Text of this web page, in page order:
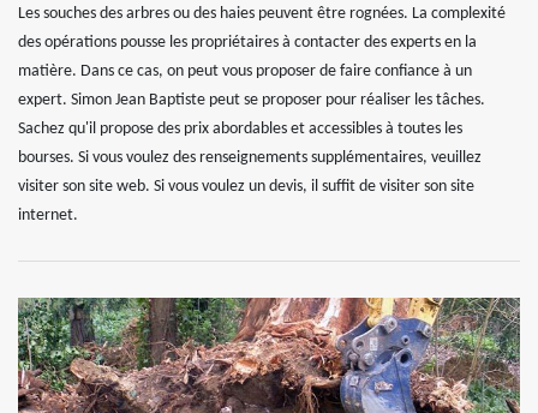
Les souches des arbres ou des haies peuvent être rognées. La complexité
des opérations pousse les propriétaires à contacter des experts en la
matière. Dans ce cas, on peut vous proposer de faire confiance à un
expert. Simon Jean Baptiste peut se proposer pour réaliser les tâches.
Sachez qu'il propose des prix abordables et accessibles à toutes les
bourses. Si vous voulez des renseignements supplémentaires, veuillez
visiter son site web. Si vous voulez un devis, il suffit de visiter son site
internet.